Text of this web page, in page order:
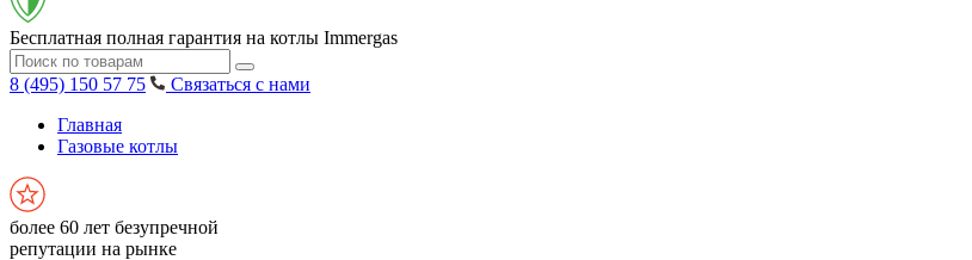
Бесплатная полная гарантия на котлы Immergas
8 (495) 150 57 75
Связаться с нами
Главная
Газовые котлы
более 60 лет безупречной
репутации на рынке